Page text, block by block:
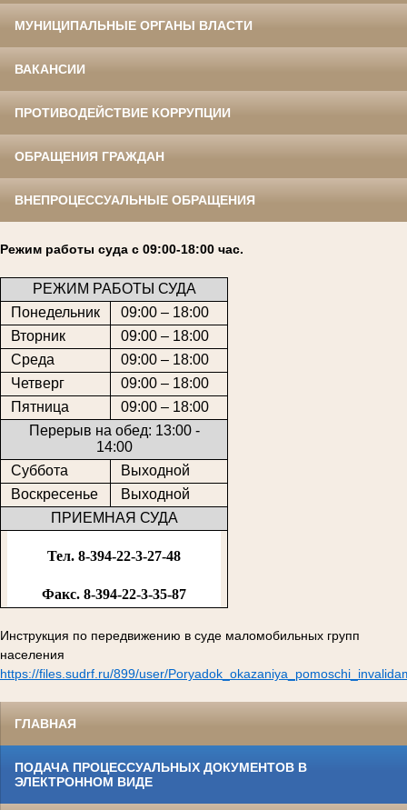
МУНИЦИПАЛЬНЫЕ ОРГАНЫ ВЛАСТИ
ВАКАНСИИ
ПРОТИВОДЕЙСТВИЕ КОРРУПЦИИ
ОБРАЩЕНИЯ ГРАЖДАН
ВНЕПРОЦЕССУАЛЬНЫЕ ОБРАЩЕНИЯ
Режим работы суда с 09:00-18:00 час.
РЕЖИМ РАБОТЫ СУДА
Понедельник
09:00 – 18:00
Вторник
09:00 – 18:00
Среда
09:00 – 18:00
Четверг
09:00 – 18:00
Пятница
09:00 – 18:00
Перерыв на обед: 13:00 -
14:00
Суббота
Выходной
Воскресенье
Выходной
ПРИЕМНАЯ СУДА
Тел. 8-394-22-3-27-48
Факс. 8-394-22-3-35-87
Инструкция по передвижению в суде маломобильных групп
населения
https://files.sudrf.ru/899/user/
ГЛАВНАЯ
ПОДАЧА ПРОЦЕССУАЛЬНЫХ ДОКУМЕНТОВ В
ЭЛЕКТРОННОМ ВИДЕ